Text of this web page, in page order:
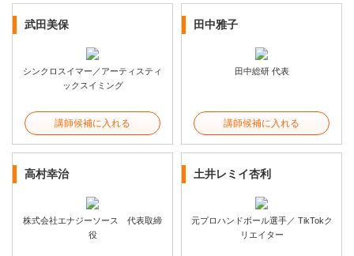
武田美保
シンクロスイマー／アーティスティ
ックスイミング
講師候補に入れる
田中雅子
田中総研 代表
講師候補に入れる
高村幸治
株式会社エナジーソース 代表取締
役
土井レミイ杏利
元プロハンドボール選手／ TikTokク
リエイター